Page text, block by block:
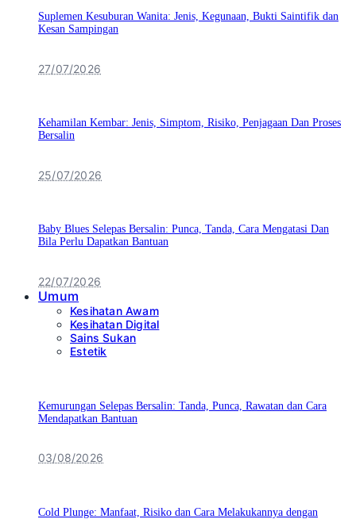
Suplemen Kesuburan Wanita: Jenis, Kegunaan, Bukti Saintifik dan
Kesan Sampingan
27/07/2026
Kehamilan Kembar: Jenis, Simptom, Risiko, Penjagaan Dan Proses
Bersalin
25/07/2026
Baby Blues Selepas Bersalin: Punca, Tanda, Cara Mengatasi Dan
Bila Perlu Dapatkan Bantuan
22/07/2026
Umum
Kesihatan Awam
Kesihatan Digital
Sains Sukan
Estetik
Kemurungan Selepas Bersalin: Tanda, Punca, Rawatan dan Cara
Mendapatkan Bantuan
03/08/2026
Cold Plunge: Manfaat, Risiko dan Cara Melakukannya dengan